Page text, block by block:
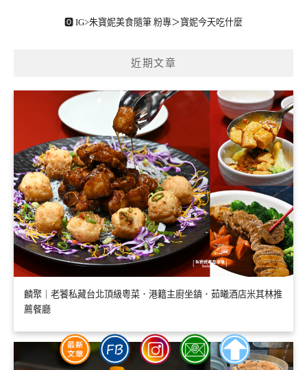
🅾 IG>朱寶妮美食隨筆 粉專＞寶妮今天吃什麼
近期文章
麟聚｜老饕私藏台北頂級粵菜．港籍主廚坐鎮．茹曦酒店米其林推
薦餐廳